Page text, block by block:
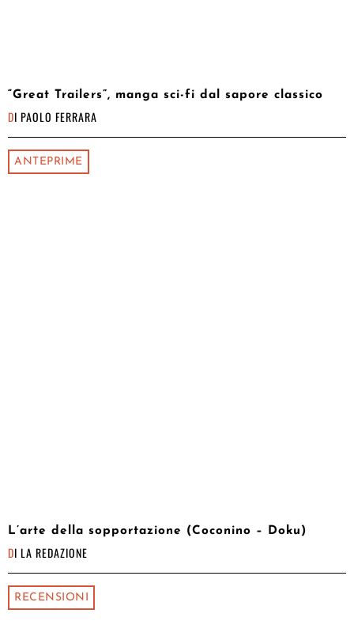
“Great Trailers”, manga sci-fi dal sapore classico
DI PAOLO FERRARA
ANTEPRIME
L’arte della sopportazione (Coconino – Doku)
DI LA REDAZIONE
RECENSIONI